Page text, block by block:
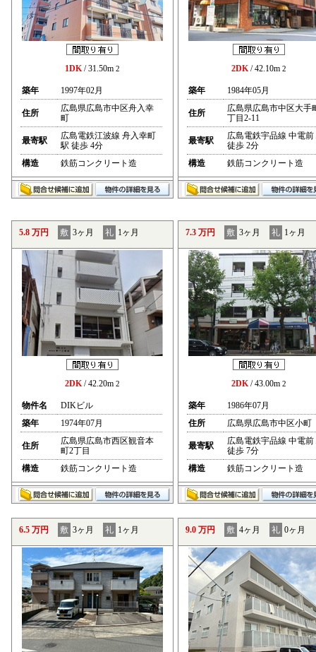
1DK/ 31.50m 2
築年 1997年02月
住所
広島県広島市中区舟入幸
町
最寄駅
広島電鉄江波線 舟入幸町
駅 徒歩 4分
構造
鉄筋コンクリート造
2DK/ 42.10m 2
築年 1984年05月
住所
広島県広島市中区大手
丁目2-11
最寄駅
広島電鉄宇品線 中電前
徒歩 2分
構造
鉄筋コンクリート造
5.8 万円 敷 3ヶ月 礼 1ヶ月
2DK/ 42.20m 2
物件名
DIKビル
築年
1974年07月
住所
広島県広島市西区観音本
町2丁目
構造
鉄筋コンクリート造
7.3 万円 敷 3ヶ月 礼 1ヶ月
2DK/ 43.00m 2
築年
1986年07月
住所
広島県広島市中区小町
最寄駅
広島電鉄宇品線 中電前
徒歩 7分
構造
鉄筋コンクリート造
6.5 万円 敷 3ヶ月 礼 1ヶ月 9.0 万円 敷 4ヶ月 礼 0ヶ月